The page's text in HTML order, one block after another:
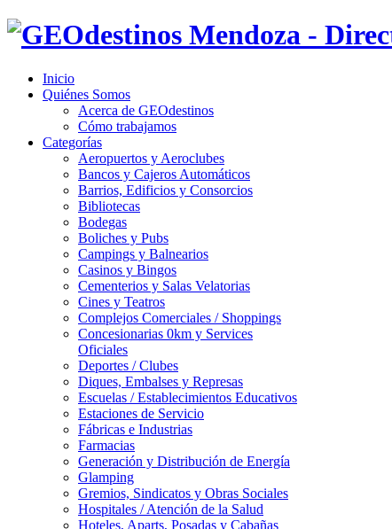
Inicio
Quiénes Somos
Acerca de GEOdestinos
Cómo trabajamos
Categorías
Aeropuertos y Aeroclubes
Bancos y Cajeros Automáticos
Barrios, Edificios y Consorcios
Bibliotecas
Bodegas
Boliches y Pubs
Campings y Balnearios
Casinos y Bingos
Cementerios y Salas Velatorias
Cines y Teatros
Complejos Comerciales / Shoppings
Concesionarias 0km y Services
Oficiales
Deportes / Clubes
Diques, Embalses y Represas
Escuelas / Establecimientos Educativos
Estaciones de Servicio
Fábricas e Industrias
Farmacias
Generación y Distribución de Energía
Glamping
Gremios, Sindicatos y Obras Sociales
Hospitales / Atención de la Salud
Hoteles, Aparts, Posadas y Cabañas